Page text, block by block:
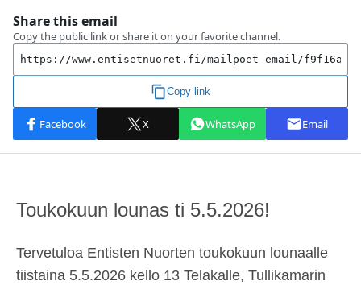
Toukokuun lounas ti 5.5.2026!
Tervetuloa Entisten Nuorten toukokuun lounaalle
tiistaina 5.5.2026 kello 13 Telakalle, Tullikamarin